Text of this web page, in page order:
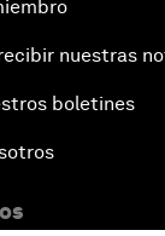
nuestras
boletines